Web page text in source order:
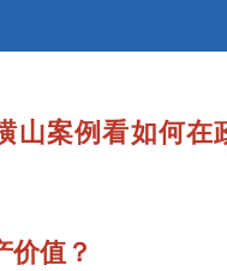
山案例看如何在
价值？